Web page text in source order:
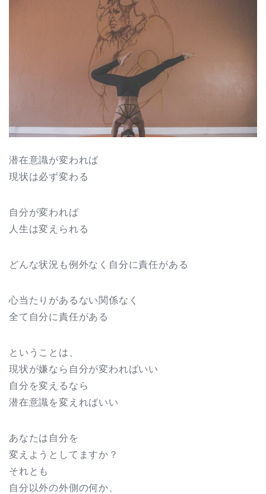
潜在意識が変われば
現状は必ず変わる
自分が変われば
人生は変えられる
どんな状況も例外なく自分に責任がある
心当たりがあるない関係なく
全て自分に責任がある
ということは、
現状が嫌なら自分が変わればいい
自分を変えるなら
潜在意識を変えればいい
あなたは自分を
変えようとしてますか？
それとも
自分以外の外側の何か、